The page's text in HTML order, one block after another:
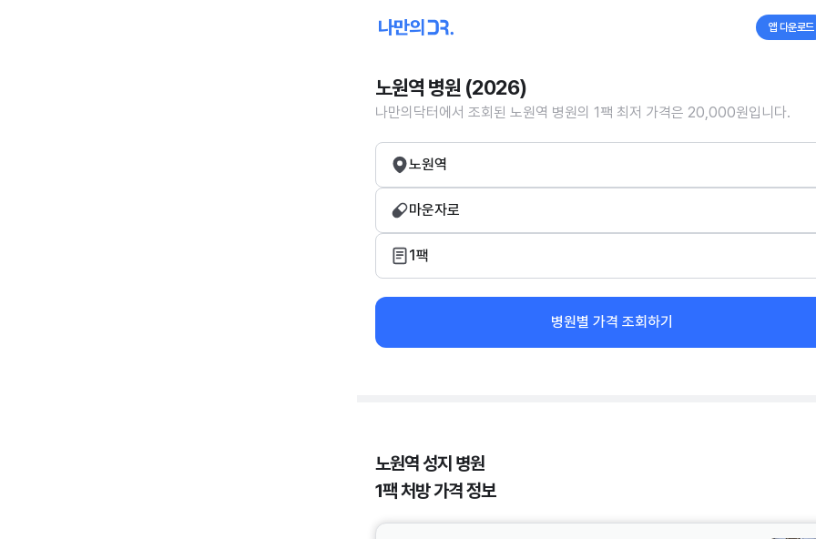
앱 다운로드
노원역 병원 (2026)
나만의닥터에서 조회된 노원역 병원의 1팩 최저 가격은 20,000원입니다.
노원역
마운자로
1팩
병원별 가격 조회하기
노원역 성지 병원
1팩 처방 가격 정보